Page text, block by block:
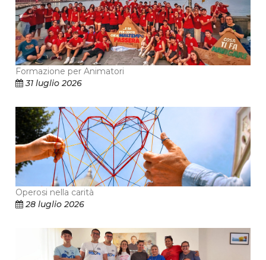
Formazione per Animatori
31 luglio 2026
Operosi nella carità
28 luglio 2026